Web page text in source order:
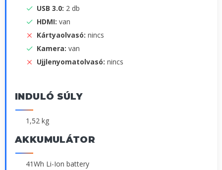
USB 3.0: 2 db
HDMI: van
Kártyaolvasó: nincs
Kamera: van
Ujjlenyomatolvasó: nincs
INDULÓ SÚLY
1,52 kg
AKKUMULÁTOR
41Wh Li-Ion battery